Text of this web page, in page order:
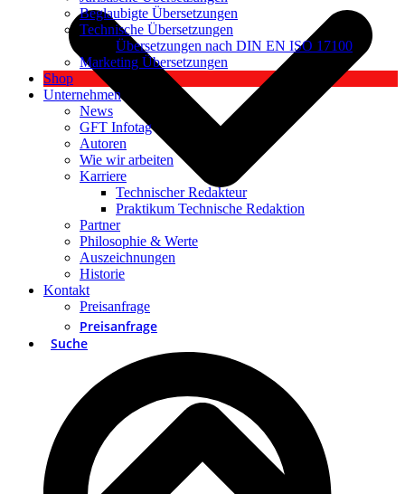
Preisanfrage
Suche
Beglaubigte Übersetzungen
Technische Übersetzungen
Übersetzungen nach DIN EN ISO 17100
Marketing Übersetzungen
Shop
Unternehmen
News
GFT Infotag
Autoren
Wie wir arbeiten
Karriere
Technischer Redakteur
Praktikum Technische Redaktion
Partner
Philosophie & Werte
Auszeichnungen
Historie
Kontakt
Preisanfrage